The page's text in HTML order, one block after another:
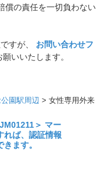
償の責任を一切負わない
すが、 お問い合わせフ
いいたします。
園駅周辺 > 女性専用外来